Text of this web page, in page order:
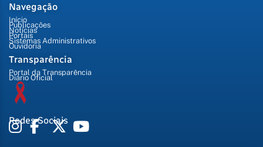
Navegação
Início
Publicações
Notícias
Portais
Sistemas Administrativos
Ouvidoria
Transparência
Portal da Transparência
Diário Oficial
Redes Sociais